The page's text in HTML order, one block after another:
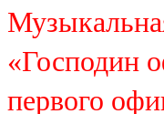
«Господин
первого